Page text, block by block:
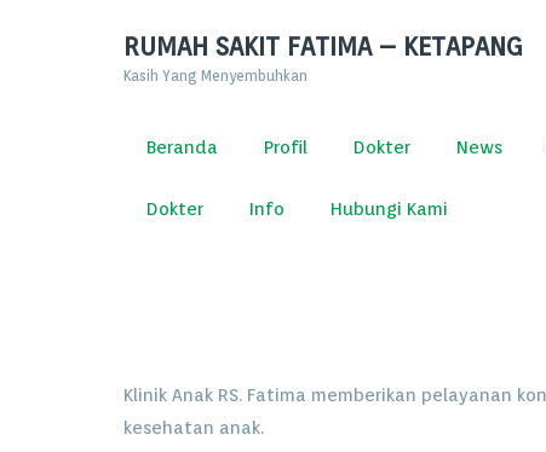
RUMAH SAKIT FATIMA – KETAPANG
Kasih Yang Menyembuhkan
Beranda Profil Dokter News
Dokter Info Hubungi Kami
Klinik Anak RS. Fatima memberikan pelayanan
kesehatan anak.